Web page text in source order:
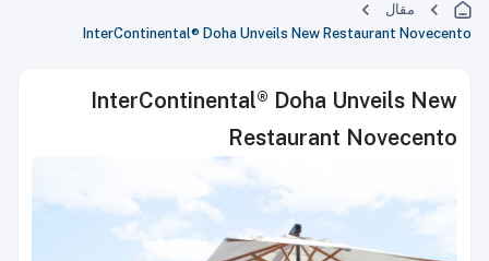
مقال
InterContinental® Doha Unveils New Restaurant Novecento
InterContinental® Doha Unveils New
Restaurant Novecento